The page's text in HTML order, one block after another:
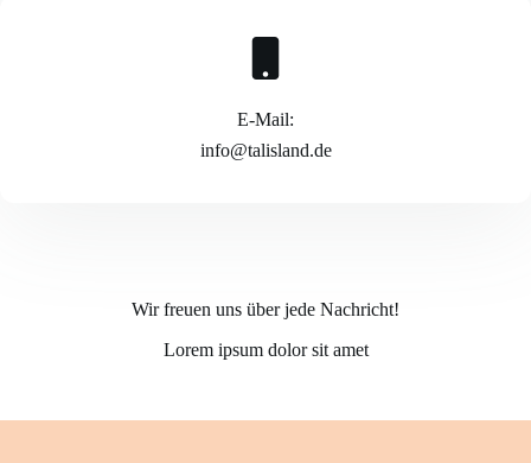
E-Mail:
info@talisland.de
Wir freuen uns über jede Nachricht!
Lorem ipsum dolor sit amet